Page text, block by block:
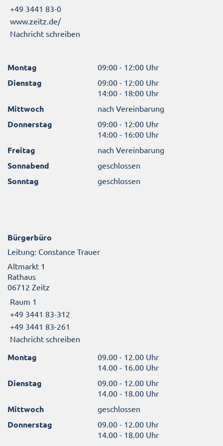
+49 3441 83-0
www.zeitz.de/
Nachricht schreiben
Montag 09:00 - 12:00 Uhr
Dienstag
09:00 - 12:00 Uhr
14:00 - 18:00 Uhr
Mittwoch nach Vereinbarung
Donnerstag
09:00 - 12:00 Uhr
14:00 - 16:00 Uhr
Freitag nach Vereinbarung
Sonnabend geschlossen
Sonntag geschlossen
Bürgerbüro
Leitung: Constance Trauer
Altmarkt 1
Rathaus
06712 Zeitz
Raum 1
+49 3441 83-312
+49 3441 83-261
Nachricht schreiben
Montag
09.00 - 12.00 Uhr
14.00 - 16.00 Uhr
Dienstag
09.00 - 12.00 Uhr
14.00 - 18.00 Uhr
Mittwoch geschlossen
Donnerstag
09.00 - 12.00 Uhr
14.00 - 18.00 Uhr